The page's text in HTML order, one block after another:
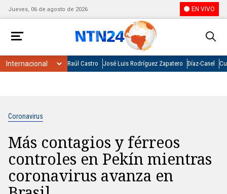
Jueves, 06 de agosto de 2026 EN VIVO
Raúl Castro José Luis Rodríguez Zapatero Díaz-Canel
Coronavirus
Más contagios y férreos
controles en Pekín mientras
coronavirus avanza en